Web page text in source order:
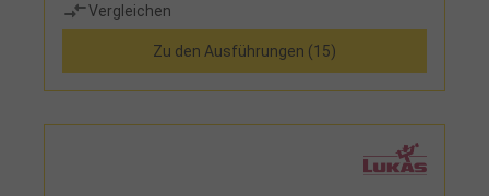
Vergleichen
Zu den Ausführungen (15)